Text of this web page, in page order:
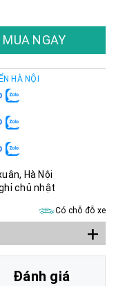
MUA NGAY
HÀ NỘI
Hà Nội
chủ nhật
Có chỗ đỗ xe
+
Đánh giá